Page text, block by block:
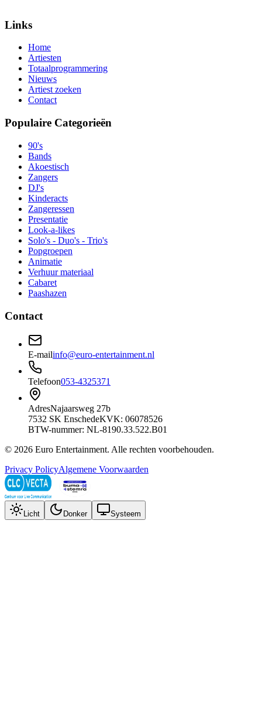
Links
Home
Artiesten
Totaalprogrammering
Nieuws
Artiest zoeken
Contact
Populaire Categorieën
90's
Bands
Akoestisch
Zangers
DJ's
Kinderacts
Zangeressen
Presentatie
Look-a-likes
Solo's - Duo's - Trio's
Popgroepen
Animatie
Verhuur materiaal
Cabaret
Paashazen
Contact
E-mailinfo@euro-entertainment.nl
Telefoon053-4325371
AdresNajaarsweg 27b
7532 SK EnschedeKVK: 06078526
BTW-nummer: NL-8190.33.522.B01
© 2026 Euro Entertainment. Alle rechten voorbehouden.
Privacy PolicyAlgemene Voorwaarden
Licht Donker Systeem